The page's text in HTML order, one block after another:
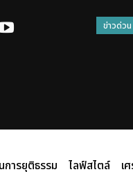
ข่าวด่วน
การยุติธรรม ไลฟ์สไตล์ เ